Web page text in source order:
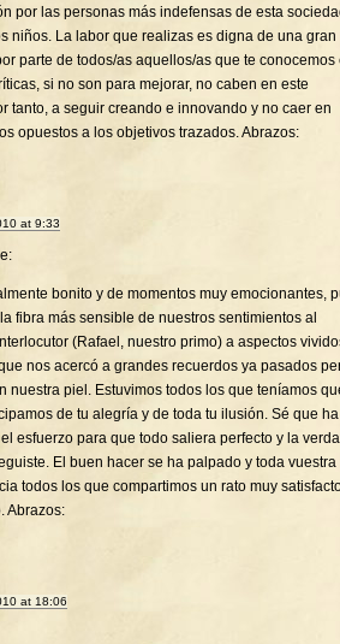
por las personas más indefensas de esta
niños. La labor que realizas es digna de una gran
parte de todos/as aquellos/as que te conocemos
si no son para mejorar, no caben en este
tanto, a seguir creando e innovando y no caer en
opuestos a los objetivos trazados. Abrazos:
at 9:33
bonito y de momentos muy emocionantes,
fibra más sensible de nuestros sentimientos al
(Rafael, nuestro primo) a aspectos
nos acercó a grandes recuerdos ya pasados
nuestra piel. Estuvimos todos los que teníamos
de tu alegría y de toda tu ilusión. Sé que ha
esfuerzo para que todo saliera perfecto y la
El buen hacer se ha palpado y toda vuestra
todos los que compartimos un rato muy
Abrazos:
at 18:06